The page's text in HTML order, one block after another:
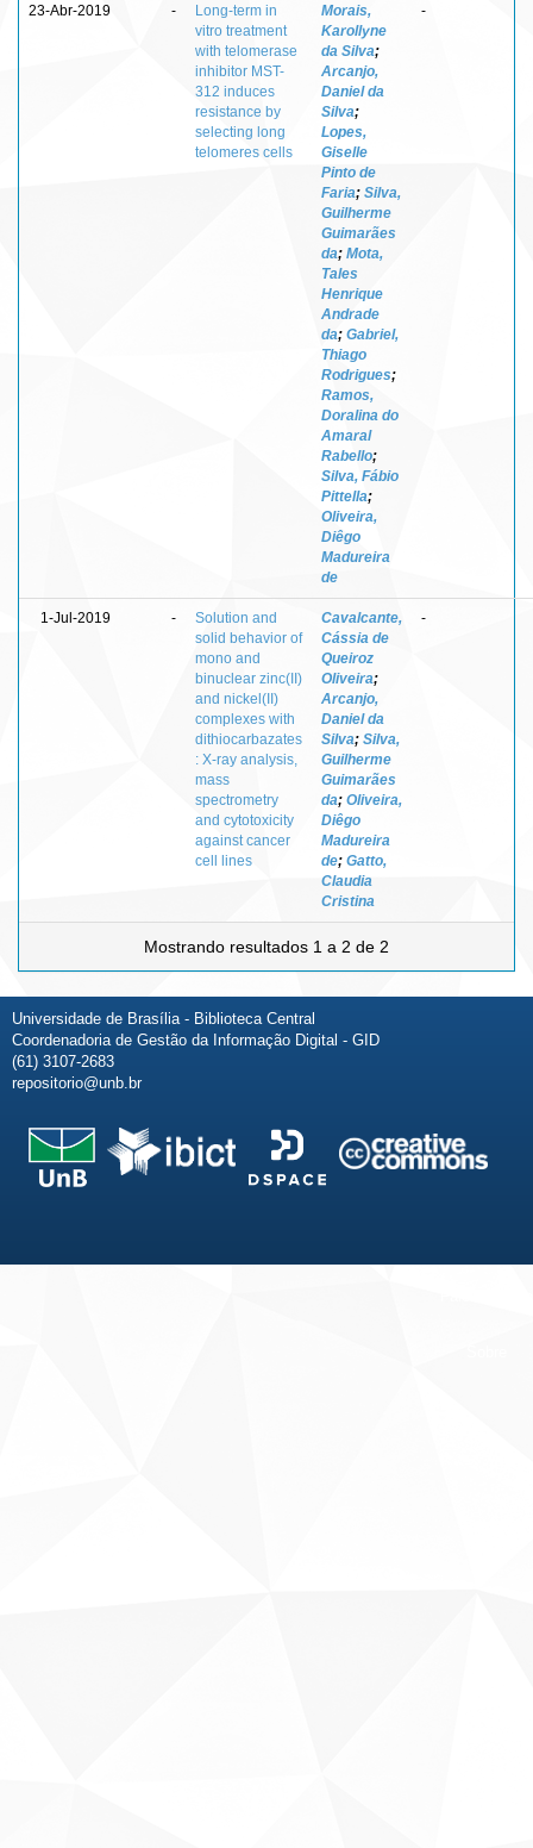
23-Abr-2019 -
Long-term in
vitro treatment
with telomerase
inhibitor MST-
312 induces
resistance by
selecting long
telomeres cells
Morais,
Karollyne
da Silva;
Arcanjo,
Daniel da
Silva;
Lopes,
Giselle
Pinto de
Faria; Silva,
Guilherme
Guimarães
da; Mota,
Tales
Henrique
Andrade
da; Gabriel,
Thiago
Rodrigues;
Ramos,
Doralina do
Amaral
Rabello;
Silva, Fábio
Pittella;
Oliveira,
Diêgo
Madureira
de
-
1-Jul-2019 -
Solution and
solid behavior of
mono and
binuclear zinc(II)
and nickel(II)
complexes with
dithiocarbazates
: X-ray analysis,
mass
spectrometry
and cytotoxicity
against cancer
cell lines
Cavalcante,
Cássia de
Queiroz
Oliveira;
Arcanjo,
Daniel da
Silva; Silva,
Guilherme
Guimarães
da; Oliveira,
Diêgo
Madureira
de; Gatto,
Claudia
Cristina
-
Mostrando resultados 1 a 2 de 2
Universidade de Brasília - Biblioteca Central
Coordenadoria de Gestão da Informação Digital - GID
(61) 3107-2683
repositorio@unb.br